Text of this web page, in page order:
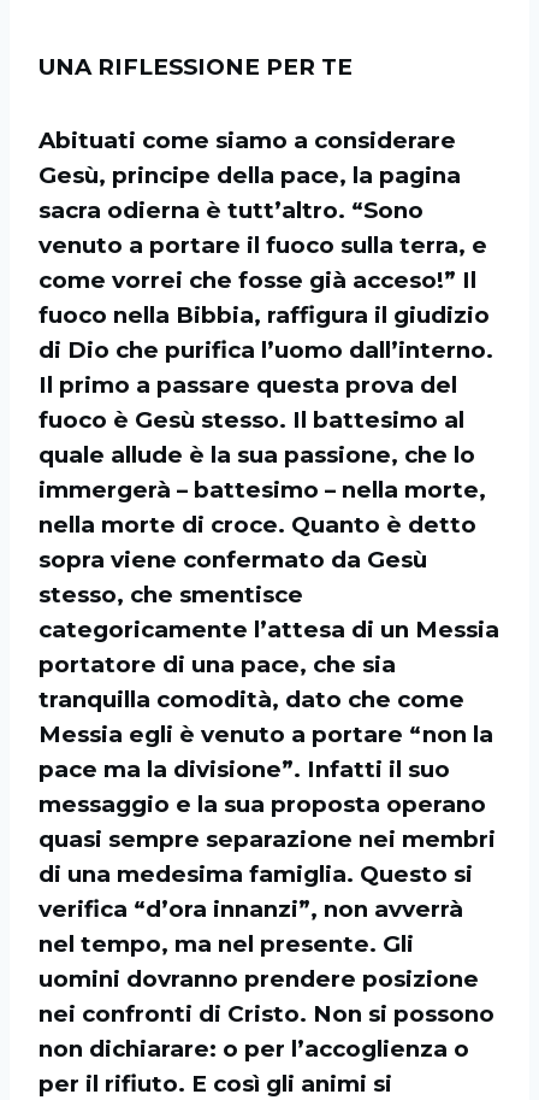
UNA RIFLESSIONE PER TE
Abituati come siamo a considerare
Gesù, principe della pace, la pagina
sacra odierna è tutt’altro. “Sono
venuto a portare il fuoco sulla terra, e
come vorrei che fosse già acceso!” Il
fuoco nella Bibbia, raffigura il giudizio
di Dio che purifica l’uomo dall’interno.
Il primo a passare questa prova del
fuoco è Gesù stesso. Il battesimo al
quale allude è la sua passione, che lo
immergerà – battesimo – nella morte,
nella morte di croce. Quanto è detto
sopra viene confermato da Gesù
stesso, che smentisce
categoricamente l’attesa di un Messia
portatore di una pace, che sia
tranquilla comodità, dato che come
Messia egli è venuto a portare “non la
pace ma la divisione”. Infatti il suo
messaggio e la sua proposta operano
quasi sempre separazione nei membri
di una medesima famiglia. Questo si
verifica “d’ora innanzi”, non avverrà
nel tempo, ma nel presente. Gli
uomini dovranno prendere posizione
nei confronti di Cristo. Non si possono
non dichiarare: o per l’accoglienza o
per il rifiuto. E così gli animi si